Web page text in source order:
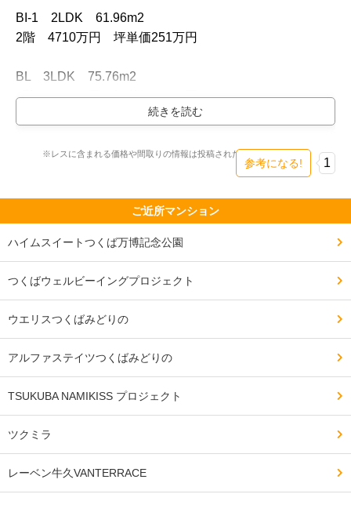
BI-1　2LDK　61.96m2
2階　4710万円　坪単価251万円
BL　3LDK　75.76m2
3階　6020万円　坪単価263万円
13階　6510万円　坪単価284万円
9階　6340万円　坪単価275万円
AB　4LDK　77.87m2
3階　6090万円　坪単価259万円
BH-1　4LDK　108.17m2
4階　6860万円　坪単価277万円
CV-2　4LDK　105.65m2
参考になる! 1
※レスに含まれる価格や間取りの情報は投稿された時点のものです。
ご近所マンション
ハイムスイートつくば万博記念公園
つくばウェルビーイングプロジェクト
ウエリスつくばみどりの
アルファステイツつくばみどりの
TSUKUBA NAMIKISS プロジェクト
ツクミラ
レーベン牛久VANTERRACE